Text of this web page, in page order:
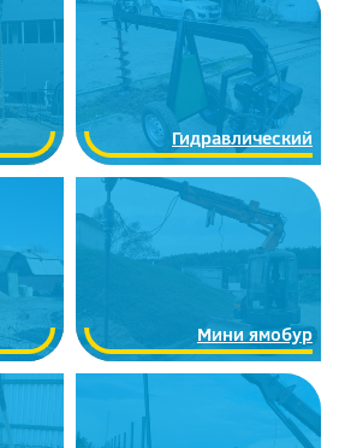
Гидравлический
Мини ямобур